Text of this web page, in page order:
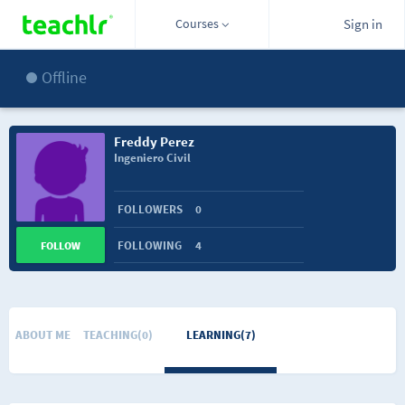
Courses Sign in
Offline
Freddy Perez
Ingeniero Civil
FOLLOWERS 0
FOLLOWING 4
FOLLOW
ABOUT ME TEACHING(0) LEARNING(7)